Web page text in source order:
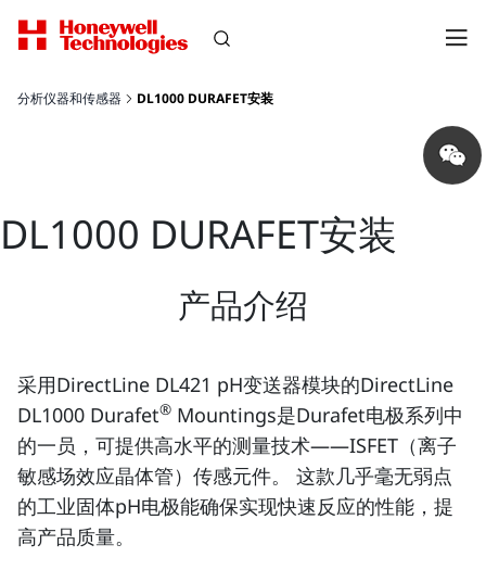
分析仪器和传感器 DL1000 DURAFET安装
Share
on
wechat
DL1000 DURAFET安装
产品介绍
采用DirectLine DL421 pH变送器模块的DirectLine
DL1000 Durafet® Mountings是Durafet电极系列中
的一员，可提供高水平的测量技术——ISFET（离子
敏感场效应晶体管）传感元件。 这款几乎毫无弱点
的工业固体pH电极能确保实现快速反应的性能，提
高产品质量。